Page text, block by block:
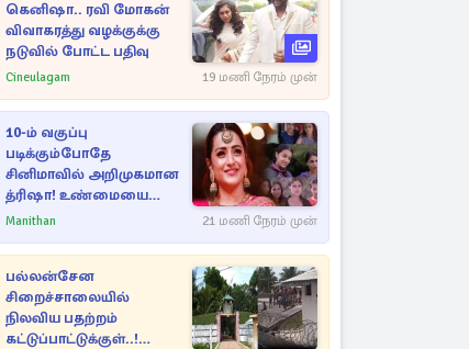
கெனிஷா.. ரவி மோகன்
விவாகரத்து வழக்குக்கு
நடுவில் போட்ட பதிவு
Cineulagam 19 மணி நேரம் முன்
10-ம் வகுப்பு
படிக்கும்போதே
சினிமாவில் அறிமுகமான
த்ரிஷா! உண்மையை
பகிர்ந்த இயக்குநர் பிரவீன்
Manithan 21 மணி நேரம் முன்
பல்லன்சேன
சிறைச்சாலையில்
நிலவிய பதற்றம்
கட்டுப்பாட்டுக்குள்..!